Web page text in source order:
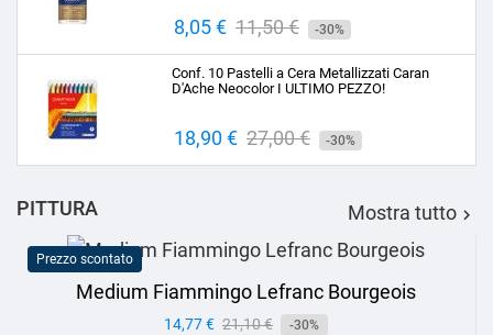
Prezzo
8,05 € Prezzo
base
11,50 € -30%
Conf. 10 Pastelli a Cera Metallizzati Caran
D'Ache Neocolor I ULTIMO PEZZO!
Prezzo
18,90 € Prezzo
base
27,00 € -30%
PITTURA Mostra tutto 
Prezzo scontato
Medium Fiammingo Lefranc Bourgeois
Prezzo
14,77 € Prezzo
21,10 € -30%